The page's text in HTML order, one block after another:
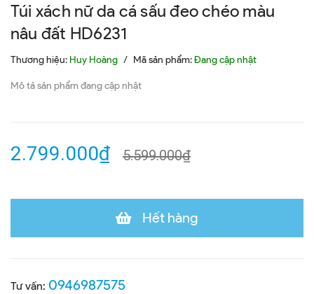
Túi xách nữ da cá sấu đeo chéo màu
nâu đất HD6231
Thương hiệu: Huy Hoàng / Mã sản phẩm:Đang cập nhật
Mô tả sản phẩm đang cập nhật
2.799.000₫ 5.599.000₫
Hết hàng
Tư vấn: 0946987575